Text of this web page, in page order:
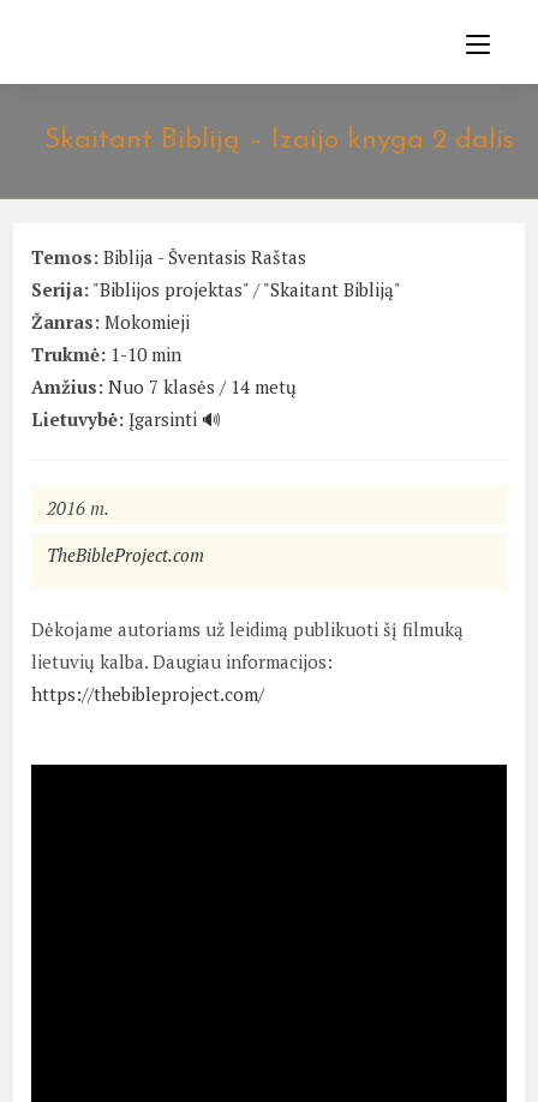
Skaitant Bibliją – Izaijo knyga 2 dalis
Temos: Biblija - Šventasis Raštas
Serija: "Biblijos projektas" /"Skaitant Bibliją"
Žanras: Mokomieji
Trukmė: 1-10 min
Amžius: Nuo 7 klasės / 14 metų
Lietuvybė: Įgarsinti 🔊
2016 m.
TheBibleProject.com
Dėkojame autoriams už leidimą publikuoti šį filmuką
lietuvių kalba. Daugiau informacijos:
https://thebibleproject.com/